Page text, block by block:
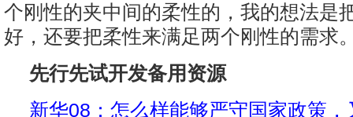
个刚性的夹中间的柔性的，我的想法是
好，还要把柔性来满足两个刚性的需求
先行先试开发备用资源
新华08：怎么样能够严守国家政策